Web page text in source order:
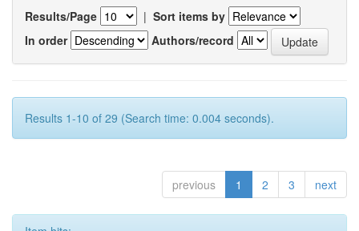
Results/Page | Sort items by
In order
Authors/record
Results 1-10 of 29 (Search time: 0.004 seconds).
previous 1 2 3 next